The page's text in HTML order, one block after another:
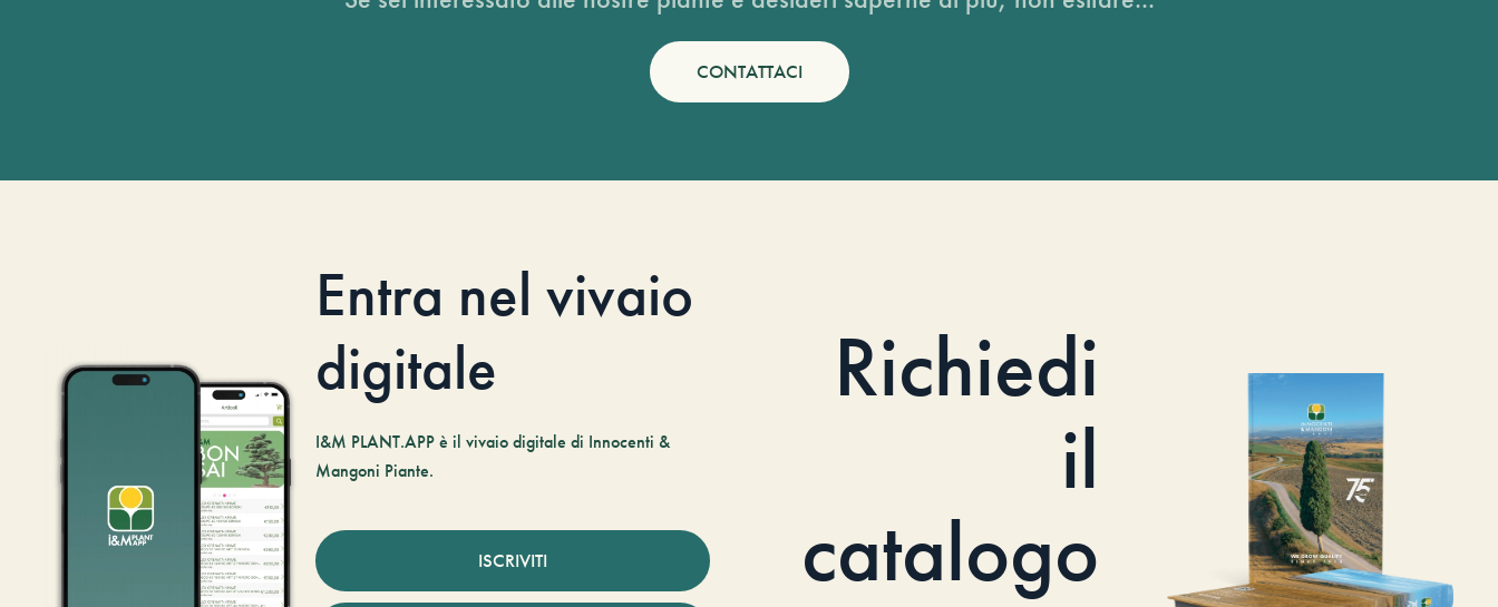
CONTATTACI
Entra nel vivaio
digitale
I&M PLANT.APP è il vivaio digitale di Innocenti &
Mangoni Piante.
ISCRIVITI
Richiedi
il
catalogo